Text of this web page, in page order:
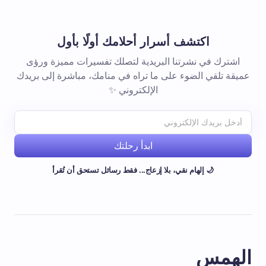
اكتشف أسرار أحلامك أولًا بأول
اشترك في نشرتنا البريدية لتصلك تفسيرات مميزة ورؤى
عميقة تلقي الضوء على ما تراه في منامك، مباشرة إلى بريدك
الإلكتروني ✨
ابدأ رحلتك
🌙 إلهام نقي، بلا إزعاج... فقط رسائل تستحق أن تُقرأ
الهمس